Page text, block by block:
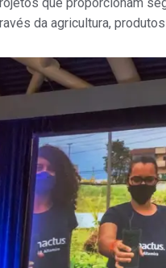
da agricultura,